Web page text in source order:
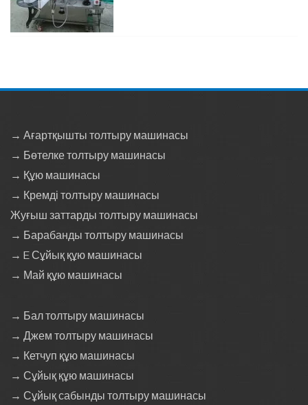
→ Ағартқышты толтыру машинасы
→ Бөтелке толтыру машинасы
→ Құю машинасы
→ Кремді толтыру машинасы
Жуғыш заттарды толтыру машинасы
→ Барабанды толтыру машинасы
→ E Сұйық құю машинасы
→ Май құю машинасы
→ Бал толтыру машинасы
→ Джем толтыру машинасы
→ Кетчуп құю машинасы
→ Сұйық құю машинасы
→ Сұйық сабынды толтыру машинасы